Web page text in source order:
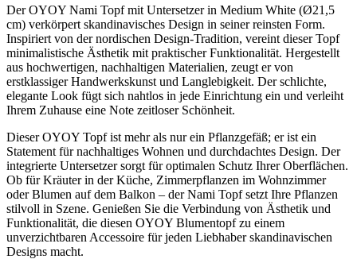
Der OYOY Nami Topf mit Untersetzer in Medium White (Ø21,5
cm) verkörpert skandinavisches Design in seiner reinsten Form.
Inspiriert von der nordischen Design-Tradition, vereint dieser Topf
minimalistische Ästhetik mit praktischer Funktionalität. Hergestellt
aus hochwertigen, nachhaltigen Materialien, zeugt er von
erstklassiger Handwerkskunst und Langlebigkeit. Der schlichte,
elegante Look fügt sich nahtlos in jede Einrichtung ein und verleiht
Ihrem Zuhause eine Note zeitloser Schönheit.
Dieser OYOY Topf ist mehr als nur ein Pflanzgefäß; er ist ein
Statement für nachhaltiges Wohnen und durchdachtes Design. Der
integrierte Untersetzer sorgt für optimalen Schutz Ihrer Oberflächen.
Ob für Kräuter in der Küche, Zimmerpflanzen im Wohnzimmer
oder Blumen auf dem Balkon – der Nami Topf setzt Ihre Pflanzen
stilvoll in Szene. Genießen Sie die Verbindung von Ästhetik und
Funktionalität, die diesen OYOY Blumentopf zu einem
unverzichtbaren Accessoire für jeden Liebhaber skandinavischen
Designs macht.